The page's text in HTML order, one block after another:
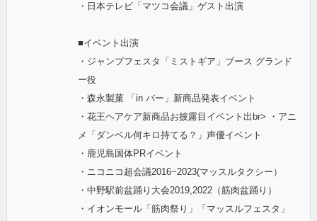
・日本テレビ「マツコ会議」ゲスト出演
■イベント出演
・ジャンプフェスタ「ミストギア」ブース グランド
ー役
・森永製菓 「in バー」新商品発表イベント
・花王ヘアケア新商品お披露目イベント出br> ・アニ
メ「ダンベル何キロ持てる？」声優イベント
・鹿児島国体PRイベント
・ニコニコ超会議2016~2023(マッスルタクシー）
・中野駅前盆踊り大会2019,2022（筋肉盆踊り）
・イオンモール「筋肉祭り」「マッスルフェスタ」